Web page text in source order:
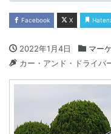
Facebook X
2022年1月4日
マー
カー・アンド・ドライバ